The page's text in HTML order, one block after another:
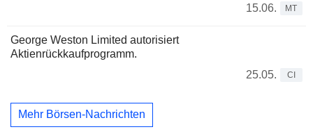
15.06.
MT
George Weston Limited autorisiert
Aktienrückkaufprogramm.
25.05.
CI
Mehr Börsen-Nachrichten